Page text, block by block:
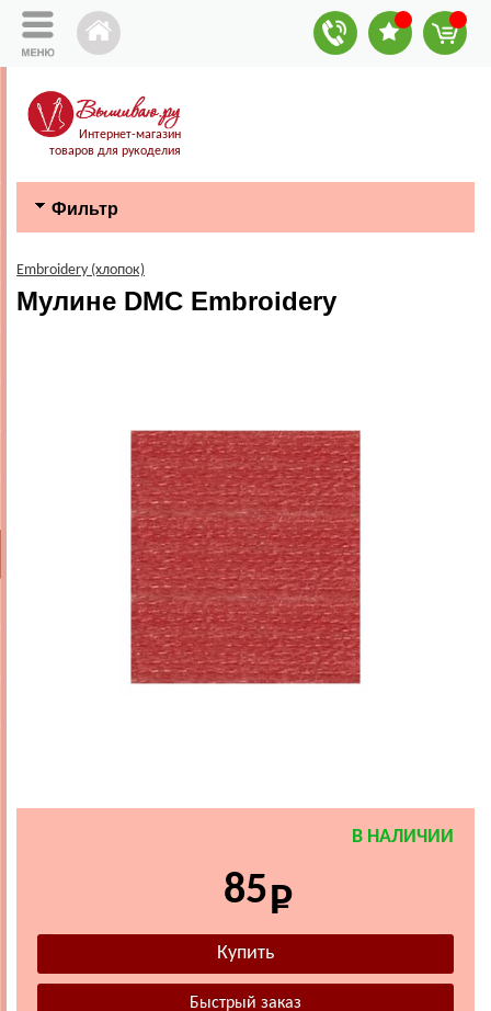
Интернет-магазин
товаров для рукоделия
Фильтр
Embroidery (хлопок)
Мулине DMC Embroidery
В НАЛИЧИИ
85